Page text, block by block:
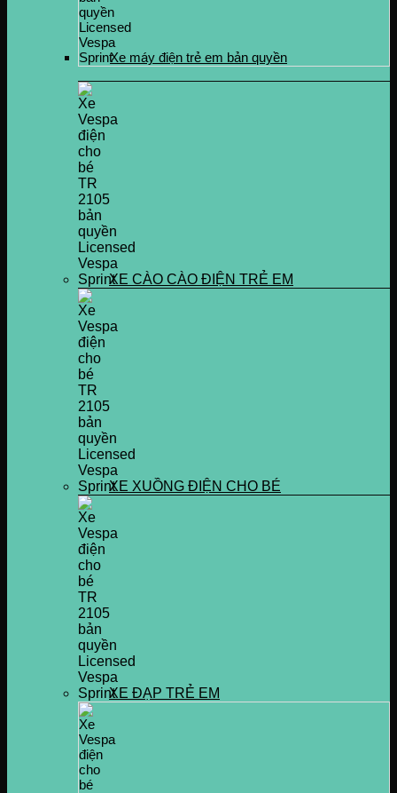
Xe máy điện trẻ em bản quyền
XE CÀO CÀO ĐIỆN TRẺ EM
XE XUỒNG ĐIỆN CHO BÉ
XE ĐẠP TRẺ EM